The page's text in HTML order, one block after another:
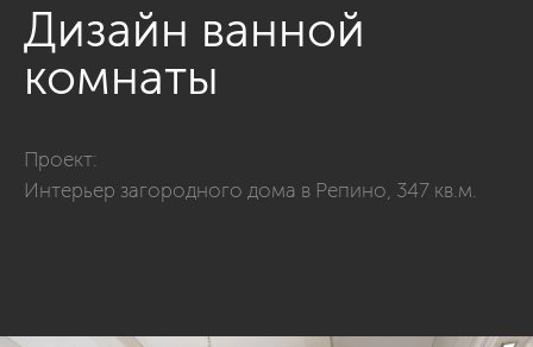
Дизайн ванной
комнаты
Проект:
Интерьер загородного дома в Репино, 347 кв.м.